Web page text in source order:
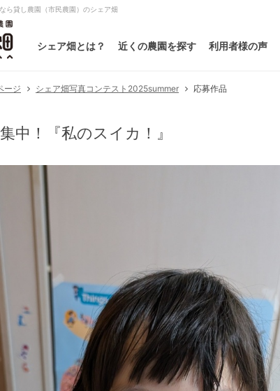
ら貸し農園（市民農園）のシェア畑
シェア畑とは？ 近くの農園を探す 利用者様の声
ージ シェア畑写真コンテスト2025summer 応募作品
中！『私のスイカ！』